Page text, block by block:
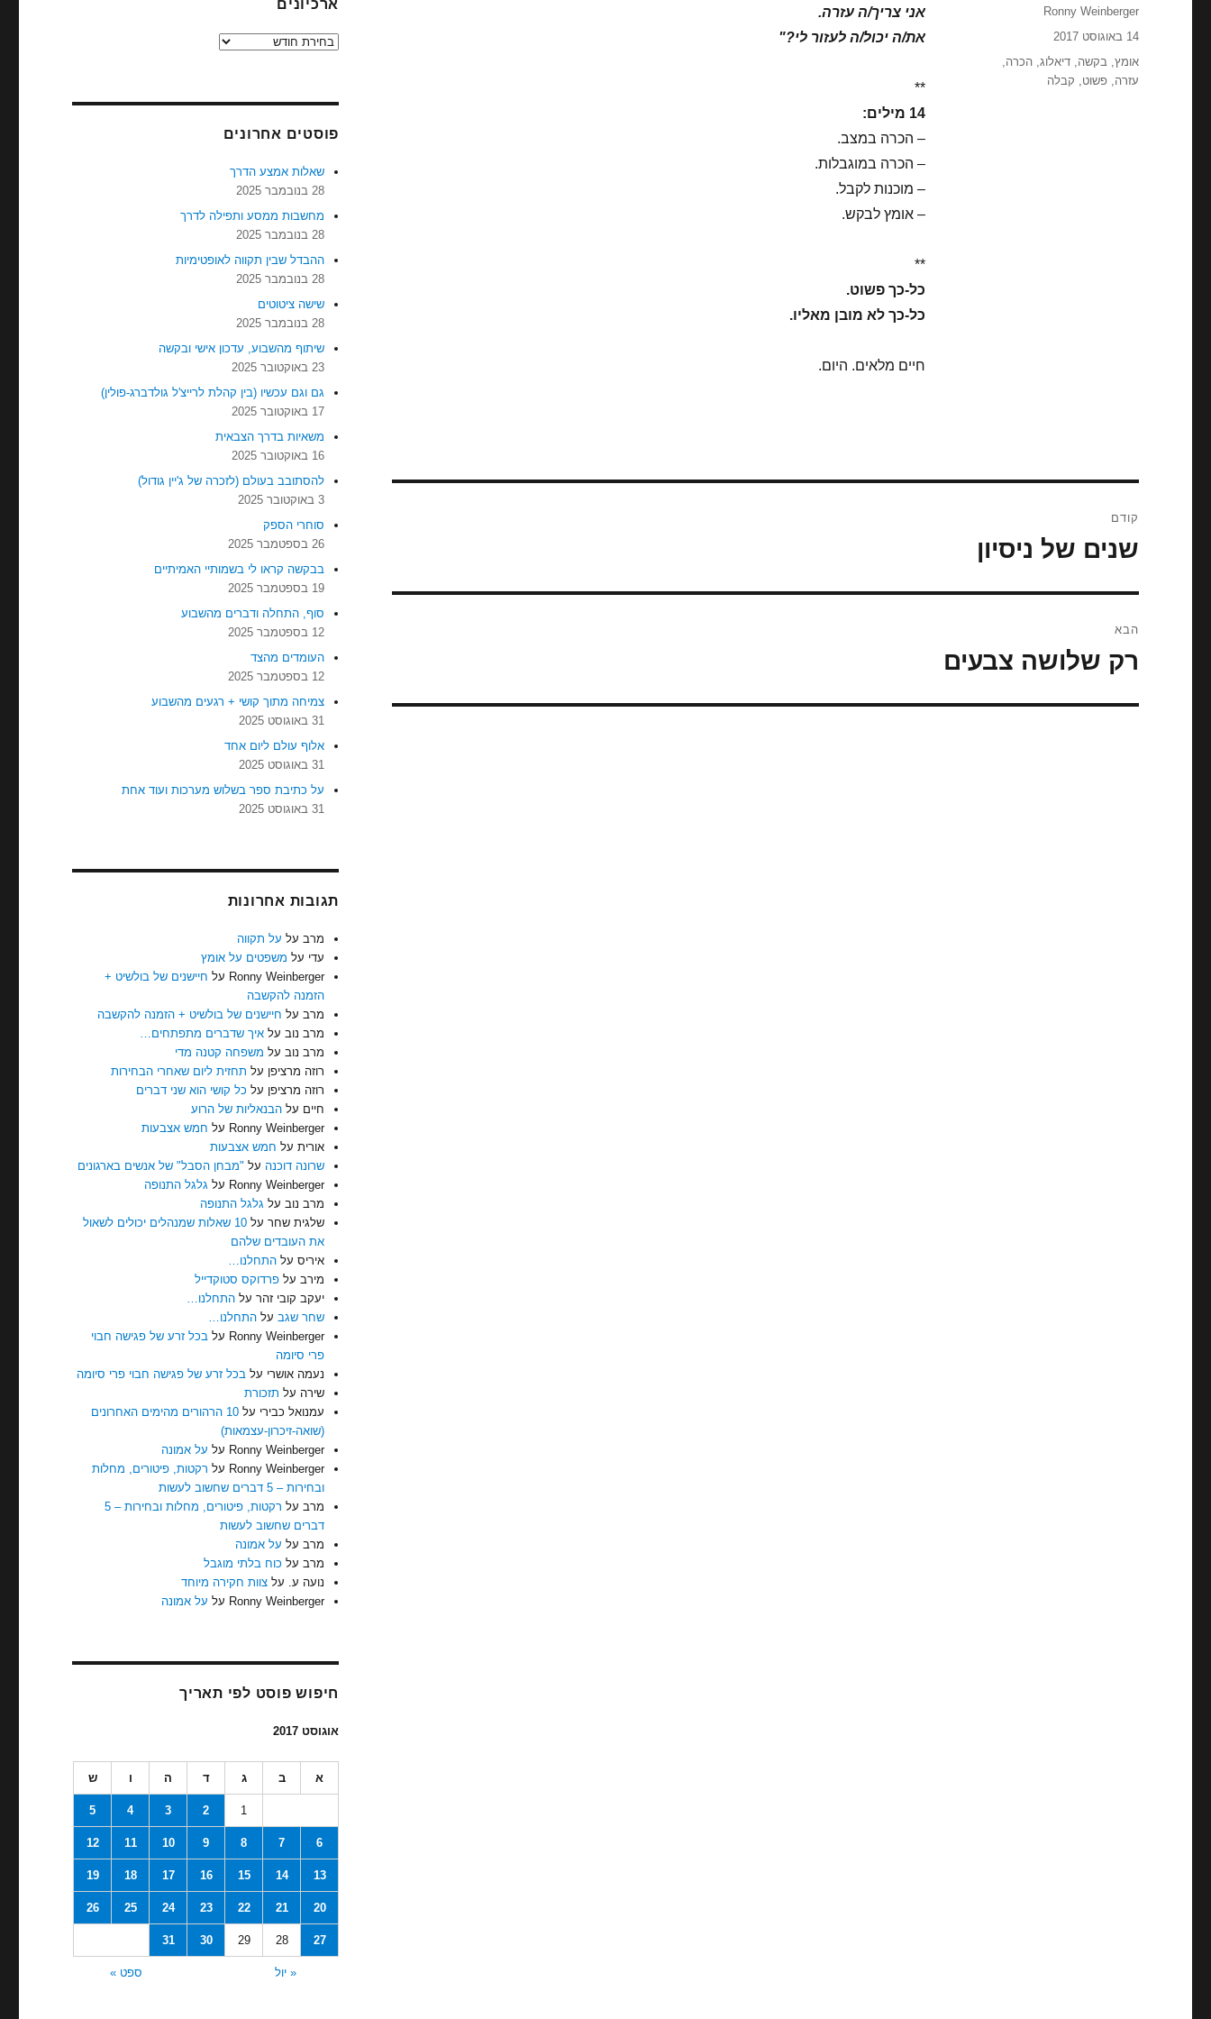
אני צריך/ה עזרה.
את/ה יכול/ה לעזור לי?"
**
14 מילים:
– הכרה במצב.
– הכרה במוגבלות.
– מוכנות לקבל.
– אומץ לבקש.
**
כל-כך פשוט.
כל-כך לא מובן מאליו.
חיים מלאים. היום.
מחבר
Ronny Weinberger
פורסם
14 באוגוסט 2017
תגיות
אומץ,בקשה,דיאלוג,הכרה,
עזרה,פשוט, קבלה
קודם
הפוסט
שנים של ניסיון
הבא
הפוסט
רק שלושה צבעים
ארכיונים
ארכיונים
פוסטים אחרונים
שאלות אמצע הדרך
28 בנובמבר 2025
מחשבות ממסע ותפילה לדרך
28 בנובמבר 2025
ההבדל שבין תקווה לאופטימיות
28 בנובמבר 2025
שישה ציטוטים
28 בנובמבר 2025
שיתוף מהשבוע, עדכון אישי ובקשה
23 באוקטובר 2025
גם וגם עכשיו (בין קהלת לרייצ'ל גולדברג-פולין)
17 באוקטובר 2025
משאיות בדרך הצבאית
16 באוקטובר 2025
להסתובב בעולם (לזכרה של ג'יין גודול)
3 באוקטובר 2025
סוחרי הספק
26 בספטמבר 2025
בבקשה קראו לי בשמותיי האמיתיים
19 בספטמבר 2025
סוף, התחלה ודברים מהשבוע
12 בספטמבר 2025
העומדים מהצד
12 בספטמבר 2025
צמיחה מתוך קושי + רגעים מהשבוע
31 באוגוסט 2025
אלוף עולם ליום אחד
31 באוגוסט 2025
על כתיבת ספר בשלוש מערכות ועוד אחת
31 באוגוסט 2025
תגובות אחרונות
מרב על על תקווה
עדי על משפטים על אומץ
Ronny Weinberger על חיישנים של בולשיט +
הזמנה להקשבה
מרב על חיישנים של בולשיט + הזמנה להקשבה
מרב נוב עלאיך שדברים מתפתחים…
מרב נוב על משפחה קטנה מדי
רוזה מרציפן על תחזית ליום שאחרי הבחירות
רוזה מרציפן על כל קושי הוא שני דברים
חיים עלהבנאליות של הרוע
Ronny Weinberger על חמש אצבעות
אורית על חמש אצבעות
שרונה דוכנה על "מבחן הסבל" של אנשים בארגונים
Ronny Weinberger על גלגל התנופה
מרב נוב על גלגל התנופה
שלגית שחר על
10 שאלות שמנהלים יכולים לשאול
את העובדים שלהם
איריס עלהתחלנו…
מירב עלפרדוקס סטוקדייל
יעקב קובי זהר עלהתחלנו…
שחר שגב עלהתחלנו…
Ronny Weinberger עלבכל זרע של פגישה חבוי
פרי סיומה
נעמה אושרי עלבכל זרע של פגישה חבוי פרי סיומה
שירה על תזכורת
עמנואל כבירי על
10 הרהורים מהימים האחרונים
(שואה-זיכרון-עצמאות)
Ronny Weinberger על על אמונה
Ronny Weinberger על רקטות, פיטורים, מחלות
ובחירות – 5 דברים שחשוב לעשות
מרב על
רקטות, פיטורים, מחלות ובחירות – 5
דברים שחשוב לעשות
מרב על על אמונה
מרב על כוח בלתי מוגבל
נועה ע. עלצוות חקירה מיוחד
Ronny Weinberger על על אמונה
חיפוש פוסט לפי תאריך
אוגוסט 2017
א ב ג ד ה ו ש
1
2
3
4
5
6
7
8
9
10
11
12
13
14
15
16
17
18
19
20
21
22
23
24
25
26
27
28
29
30
31
« יול ספט »